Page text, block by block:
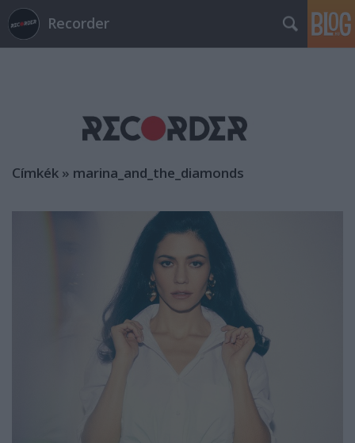
Recorder
Címkék » marina_and_the_diamonds